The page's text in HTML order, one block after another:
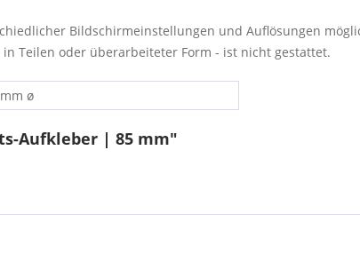
Bildschirmeinstellungen und Auflösungen
Teilen oder überarbeiteter Form - ist nicht gestattet.
ø
Aufkleber | 85 mm"